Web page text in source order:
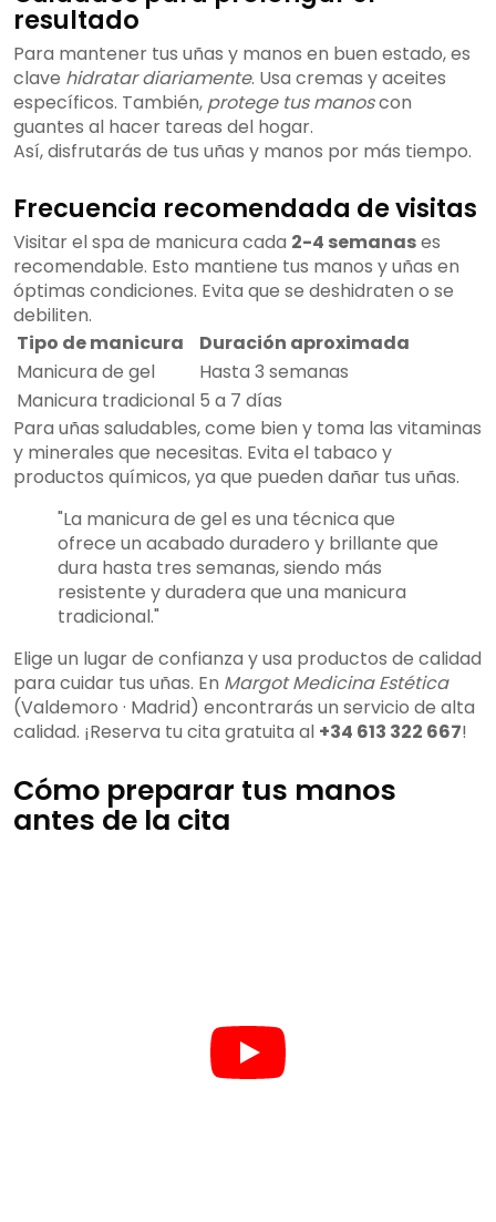
resultado
Para mantener tus uñas y manos en buen estado, es
clave hidratar diariamente. Usa cremas y aceites
específicos. También, protege tus manoscon
guantes al hacer tareas del hogar.
Así, disfrutarás de tus uñas y manos por más tiempo.
Frecuencia recomendada de visitas
Visitar el spa de manicura cada 2-4 semanases
recomendable. Esto mantiene tus manos y uñas en
óptimas condiciones. Evita que se deshidraten o se
debiliten.
Tipo de manicura
Duración aproximada
Manicura de gel
Hasta 3 semanas
Manicura tradicional 5 a 7 días
Para uñas saludables, come bien y toma las vitaminas
y minerales que necesitas. Evita el tabaco y
productos químicos, ya que pueden dañar tus uñas.
"La manicura de gel es una técnica que
ofrece un acabado duradero y brillante que
dura hasta tres semanas, siendo más
resistente y duradera que una manicura
tradicional."
Elige un lugar de confianza y usa productos de calidad
para cuidar tus uñas. En Margot Medicina Estética
(Valdemoro · Madrid) encontrarás un servicio de alta
calidad. ¡Reserva tu cita gratuita al +34 613 322 667!
Cómo preparar tus manos
antes de la cita